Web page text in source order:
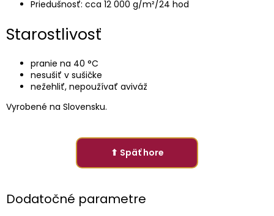
Priedušnosť: cca 12 000 g/m²/24 hod
Starostlivosť
pranie na 40 °C
nesušiť v sušičke
nežehliť, nepoužívať aviváž
Vyrobené na Slovensku.
⬆ Späť hore
Dodatočné parametre